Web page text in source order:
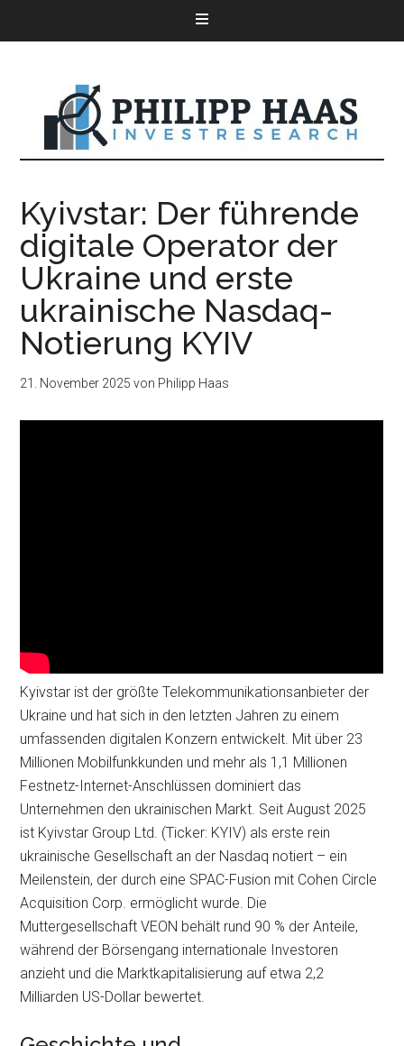
Kyivstar: Der führende
digitale Operator der
Ukraine und erste
ukrainische Nasdaq-
Notierung KYIV
21. November 2025 von Philipp Haas
Kyivstar ist der größte Telekommunikationsanbieter der
Ukraine und hat sich in den letzten Jahren zu einem
umfassenden digitalen Konzern entwickelt. Mit über 23
Millionen Mobilfunkkunden und mehr als 1,1 Millionen
Festnetz-Internet-Anschlüssen dominiert das
Unternehmen den ukrainischen Markt. Seit August 2025
ist Kyivstar Group Ltd. (Ticker: KYIV) als erste rein
ukrainische Gesellschaft an der Nasdaq notiert – ein
Meilenstein, der durch eine SPAC-Fusion mit Cohen Circle
Acquisition Corp. ermöglicht wurde. Die
Muttergesellschaft VEON behält rund 90 % der Anteile,
während der Börsengang internationale Investoren
anzieht und die Marktkapitalisierung auf etwa 2,2
Milliarden US-Dollar bewertet.